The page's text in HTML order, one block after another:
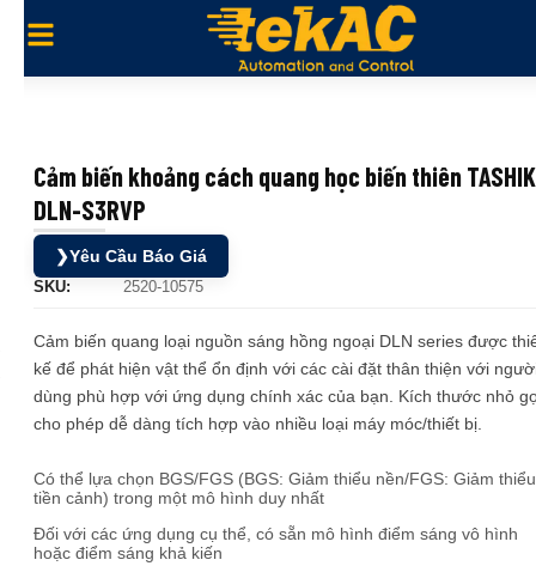
Cảm biến khoảng cách quang học biến thiên
DLN-S3RVP
❯Yêu Cầu Báo Giá
SKU: 2520-10575
Cảm biến quang loại nguồn sáng hồng ngoại DLN series được
kế để phát hiện vật thể ổn định với các cài đặt thân thiện với
dùng phù hợp với ứng dụng chính xác của bạn. Kích thước nhỏ
cho phép dễ dàng tích hợp vào nhiều loại máy móc/thiết bị.
Có thể lựa chọn BGS/FGS (BGS: Giảm thiểu nền/FGS: Giảm thiểu
tiền cảnh) trong một mô hình duy nhất
Đối với các ứng dụng cụ thể, có sẵn mô hình điểm sáng vô hình
hoặc điểm sáng khả kiến